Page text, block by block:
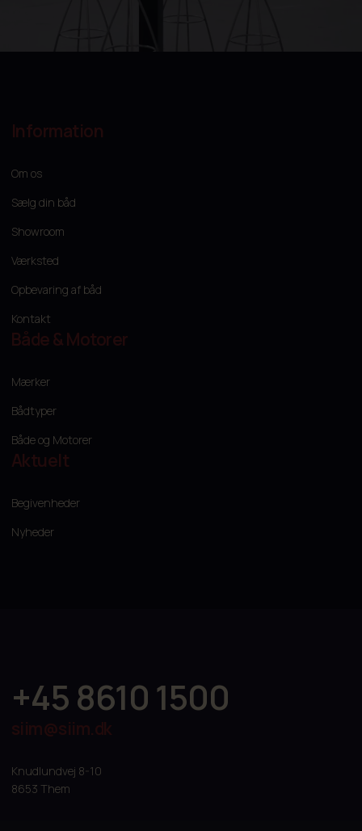
Information
Om os
Sælg din båd
Showroom
Værksted
Opbevaring af båd
Kontakt
Både & Motorer
Mærker
Bådtyper
Både og Motorer
Aktuelt
Begivenheder
Nyheder
+45 8610 1500
siim@siim.dk
Knudlundvej 8-10
8653 Them